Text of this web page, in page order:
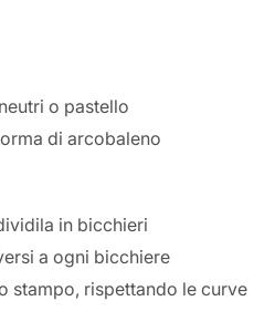
o pastello
di arcobaleno
in bicchieri
a ogni bicchiere
stampo, rispettando le curve